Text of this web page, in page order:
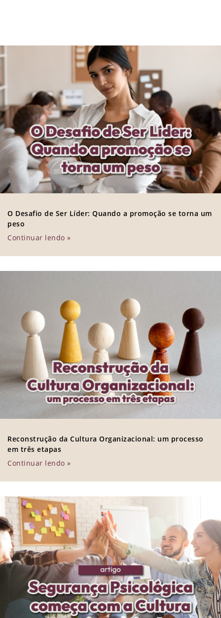
O Desafio de Ser Líder: Quando a promoção se torna um
peso
Continuar lendo »
Reconstrução da Cultura Organizacional: um processo
em três etapas
Continuar lendo »